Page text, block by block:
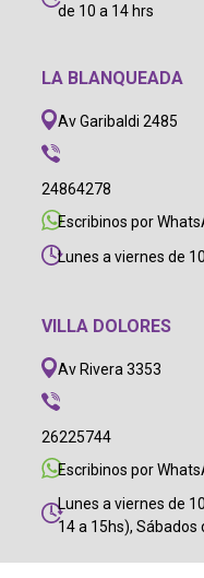
de 10 a 14 hrs
LA BLANQUEADA
Av Garibaldi 2485
24864278
Escribinos por
Lunes a viernes de
VILLA DOLORES
Av Rivera 3353
26225744
Escribinos por
Lunes a viernes de
14 a 15hs), Sábados